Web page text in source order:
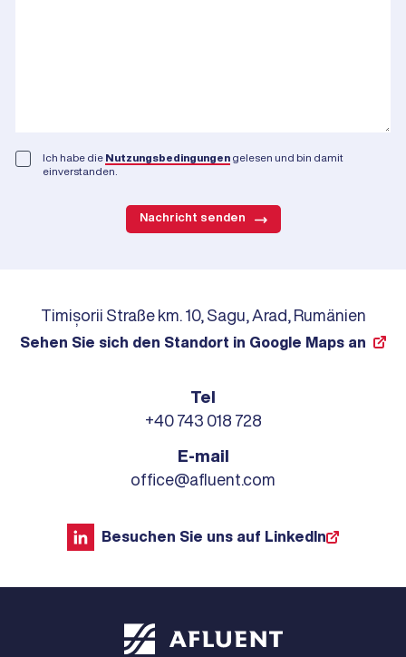
Timișorii Straße km. 10, Sagu, Arad, Rumänien
Sehen Sie sich den Standort in Google Maps an
Tel
+40 743 018 728
E-mail
office@afluent.com
Besuchen Sie uns auf LinkedIn
Ich habe die Nutzungsbedingungengelesen und bin damit
einverstanden.
Nachricht senden